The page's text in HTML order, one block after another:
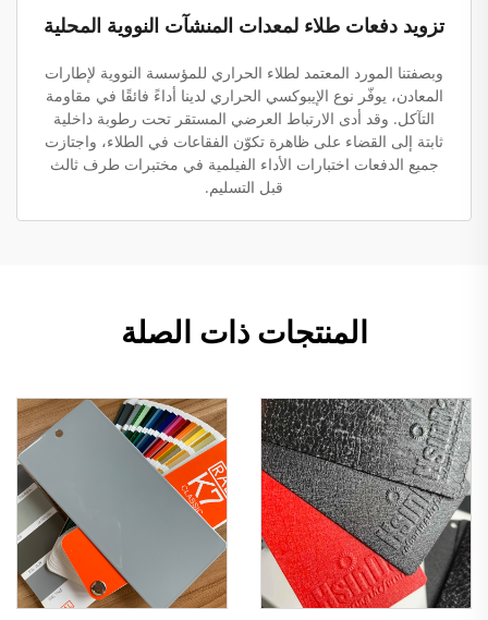
تزويد دفعات طلاء لمعدات المنشآت النووية المحلية
وبصفتنا المورد المعتمد لطلاء الحراري للمؤسسة النووية لإطارات
المعادن، يوفّر نوع الإيبوكسي الحراري لدينا أداءً فائقًا في مقاومة
التآكل. وقد أدى الارتباط العرضي المستقر تحت رطوبة داخلية
ثابتة إلى القضاء على ظاهرة تكوّن الفقاعات في الطلاء، واجتازت
جميع الدفعات اختبارات الأداء الفيلمية في مختبرات طرف ثالث
قبل التسليم.
المنتجات ذات الصلة